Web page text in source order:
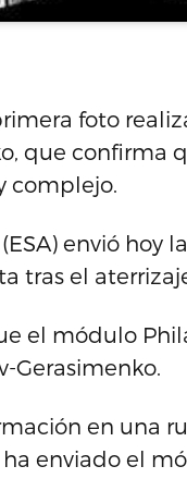
foto
que confirma
complejo.
envió
tras el
el módulo
Gerasimenko.
en una
enviado el